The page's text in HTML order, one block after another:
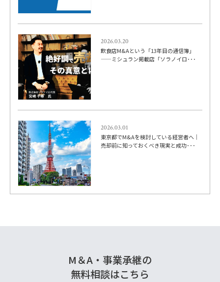
2026.03.20
飲食店M&Aという「13年目の通信簿」
——ミシュラン掲載店「ソラノイロ･･･
2026.03.01
東京都でM&Aを検討している経営者へ｜
売却前に知っておくべき現実と成功･･･
M＆A・事業承継の
無料相談はこちら